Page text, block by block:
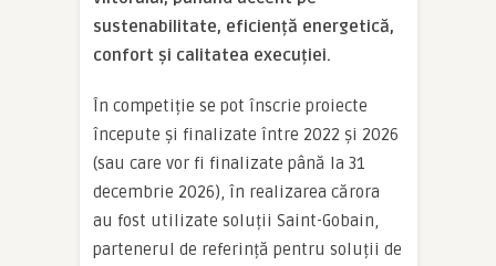
sustenabilitate, eficiență energetică,
confort și calitatea execuției.
În competiție se pot înscrie proiecte
începute și finalizate între 2022 și 2026
(sau care vor fi finalizate până la 31
decembrie 2026), în realizarea cărora
au fost utilizate soluții Saint-Gobain,
partenerul de referință pentru soluții de